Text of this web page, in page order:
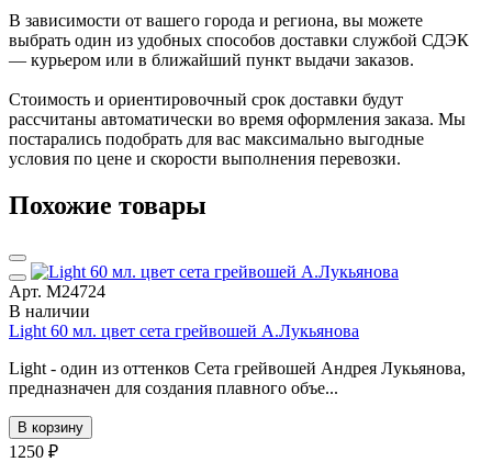
В зависимости от вашего города и региона, вы можете
выбрать один из удобных способов доставки службой СДЭК
— курьером или в ближайший пункт выдачи заказов.
Стоимость и ориентировочный срок доставки будут
рассчитаны автоматически во время оформления заказа. Мы
постарались подобрать для вас максимально выгодные
условия по цене и скорости выполнения перевозки.
Похожие товары
Арт. М24724
В наличии
Light 60 мл. цвет сета грейвошей А.Лукьянова
Light - один из оттенков Сета грейвошей Андрея Лукьянова,
предназначен для создания плавного объе...
В корзину
1250 ₽